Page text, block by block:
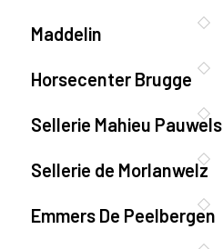
Maddelin
Horsecenter Brugge
Sellerie Mahieu Pauwels
Sellerie de Morlanwelz
Emmers De Peelbergen